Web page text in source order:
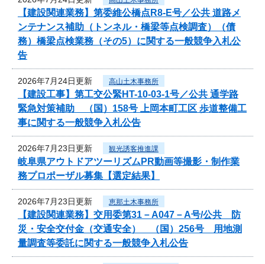
【建設関連業務】第委維公橋点R8-E号／公共 道路メ
ンテナンス補助（トンネル・橋梁等点検調査）（債
務）橋梁点検業務（その5）に関する一般競争入札公
告
2026年7月24日更新 高山土木事務所
【建設工事】第工交公緊HT-10-03-1号／公共 通学路
緊急対策補助 （国）158号 上岡本町工区 歩道整備工
事に関する一般競争入札公告
2026年7月23日更新 観光誘客推進課
岐阜県アウトドアツーリズムPR動画等撮影・制作業
務プロポーザル募集【選定結果】
2026年7月23日更新 恵那土木事務所
【建設関連業務】交用委第31－A047－A号/公共 防
災・安全交付金（交通安全） （国）256号 用地測
量調査等委託に関する一般競争入札公告